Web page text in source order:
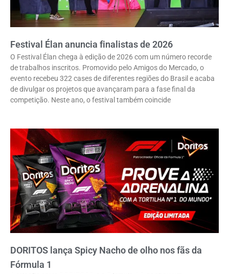
Festival Élan anuncia finalistas de 2026
O Festival Élan chega à edição de 2026 com um número recorde
de trabalhos inscritos. Promovido pelo Amigos do Mercado, o
evento recebeu 322 cases de diferentes regiões do Brasil e acaba
de divulgar os projetos que avançaram para a fase final da
competição. Neste ano, o festival também coincide
DORITOS lança Spicy Nacho de olho nos fãs da
Fórmula 1